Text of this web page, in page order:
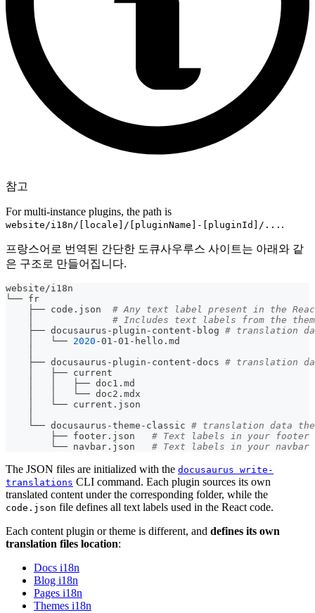
참고
For multi-instance plugins, the path is
website/i18n/[locale]/[pluginName]-[pluginId]/... .
프랑스어로 번역된 간단한 도큐사우루스 사이트는 아래와 같
은 구조로 만들어집니다.
website/i18n
└── fr
    ├── code.json
# Any text label present in the
# Includes text labels from the
    ├── docusaurus-plugin-content-blog
# translation
    │   └──
2020 -01-01-hello.md
    ├── docusaurus-plugin-content-docs
# translation
    │   ├── current
    │   │   ├── doc1.md
    │   │   └── doc2.mdx
    │   └── current.json
    └── docusaurus-theme-classic
# translation data the
        ├── footer.json
# Text labels in your footer
        └── navbar.json
# Text labels in your navbar
The JSON files are initialized with the docusaurus write-
translations CLI command. Each plugin sources its own
translated content under the corresponding folder, while the
code.json file defines all text labels used in the React code.
Each content plugin or theme is different, and defines its own
translation files location:
Docs i18n
Blog i18n
Pages i18n
Themes i18n